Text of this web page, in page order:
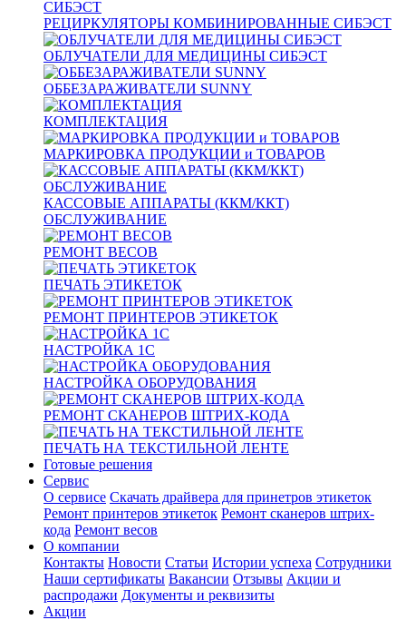
РЕЦИРКУЛЯТОРЫ КОМБИНИРОВАННЫЕ СИБЭСТ
ОБЛУЧАТЕЛИ ДЛЯ МЕДИЦИНЫ СИБЭСТ
ОББЕЗАРАЖИВАТЕЛИ SUNNY
КОМПЛЕКТАЦИЯ
МАРКИРОВКА ПРОДУКЦИИ и ТОВАРОВ
КАССОВЫЕ АППАРАТЫ (ККМ/ККТ)
ОБСЛУЖИВАНИЕ
РЕМОНТ ВЕСОВ
ПЕЧАТЬ ЭТИКЕТОК
РЕМОНТ ПРИНТЕРОВ ЭТИКЕТОК
НАСТРОЙКА 1С
НАСТРОЙКА ОБОРУДОВАНИЯ
РЕМОНТ СКАНЕРОВ ШТРИХ-КОДА
ПЕЧАТЬ НА ТЕКСТИЛЬНОЙ ЛЕНТЕ
Готовые решения
Сервис
О сервисе Скачать драйвера для принетров этикеток
Ремонт принтеров этикеток Ремонт сканеров штрих-
кода Ремонт весов
О компании
Контакты Новости Статьи Истории успеха Сотрудники
Наши сертификаты Вакансии Отзывы Акции и
распродажи Документы и реквизиты
Акции